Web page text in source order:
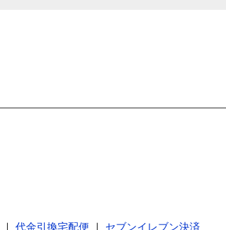
代金引換宅配便
セブンイレブン決済